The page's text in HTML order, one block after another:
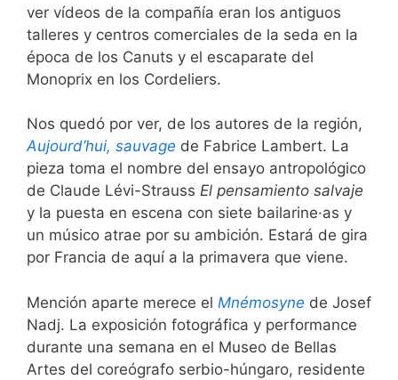
ver vídeos de la compañía eran los antiguos
talleres y centros comerciales de la seda en la
época de los Canuts y el escaparate del
Monoprix en los Cordeliers.
Nos quedó por ver, de los autores de la región,
Aujourd’hui, sauvage de Fabrice Lambert. La
pieza toma el nombre del ensayo antropológico
de Claude Lévi-Strauss El pensamiento salvaje
y la puesta en escena con siete bailarine·as y
un músico atrae por su ambición. Estará de gira
por Francia de aquí a la primavera que viene.
Mención aparte merece el Mnémosyne de Josef
Nadj. La exposición fotográfica y performance
durante una semana en el Museo de Bellas
Artes del coreógrafo serbio-húngaro, residente